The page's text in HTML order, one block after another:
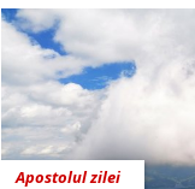
Apostolul zilei